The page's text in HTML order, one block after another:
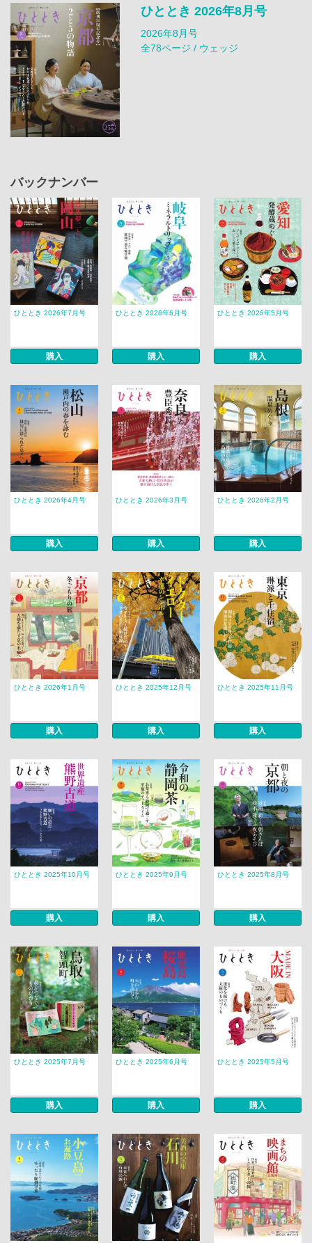
ひととき 2026年8月号
2026年8月号
全78ページ / ウェッジ
バックナンバー
ひととき 2026年7月号
購入
ひととき 2026年6月号
購入
ひととき 2026年5月号
購入
ひととき 2026年4月号
購入
ひととき 2026年3月号
購入
ひととき 2026年2月号
購入
ひととき 2026年1月号
購入
ひととき 2025年12月号
購入
ひととき 2025年11月号
購入
ひととき 2025年10月号
購入
ひととき 2025年9月号
購入
ひととき 2025年8月号
購入
ひととき 2025年7月号
購入
ひととき 2025年6月号
購入
ひととき 2025年5月号
購入